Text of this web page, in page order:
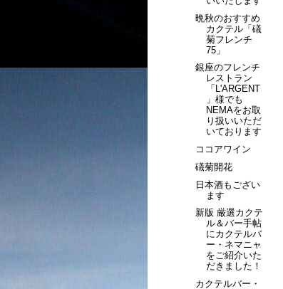
晩秋のおすすめ
カクテル「礒
菊フレンチ
75」
銀座のフレンチ
レストラン
「L'ARGENT
」様でも
NEMAをお取
り扱いいただ
いております
ココアワイン
礒菊開花
日本酒もござい
ます
新版 厳選カクテ
ル＆バー手帖
にカクテルバ
ー・ネマニャ
をご紹介いた
だきました！
カクテルバー・